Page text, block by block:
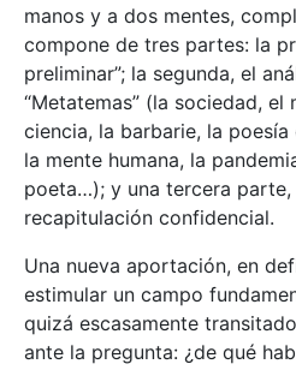
manos y a dos mentes,
compone de tres partes: la
preliminar”; la segunda, el
“Metatemas” (la sociedad, el
ciencia, la barbarie, la
la mente humana, la
poeta…); y una tercera parte,
recapitulación confidencial.
Una nueva aportación, en
estimular un campo
quizá escasamente
ante la pregunta: ¿de qué